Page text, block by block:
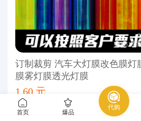
首页 爆品
代购
订制裁剪 汽车大灯膜改色膜灯
膜雾灯膜透光灯膜
1.60 元
1688 汽车用品 外饰/改装/配件